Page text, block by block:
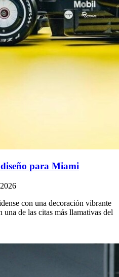
para Miami
con una decoración vibrante
de las citas más llamativas del